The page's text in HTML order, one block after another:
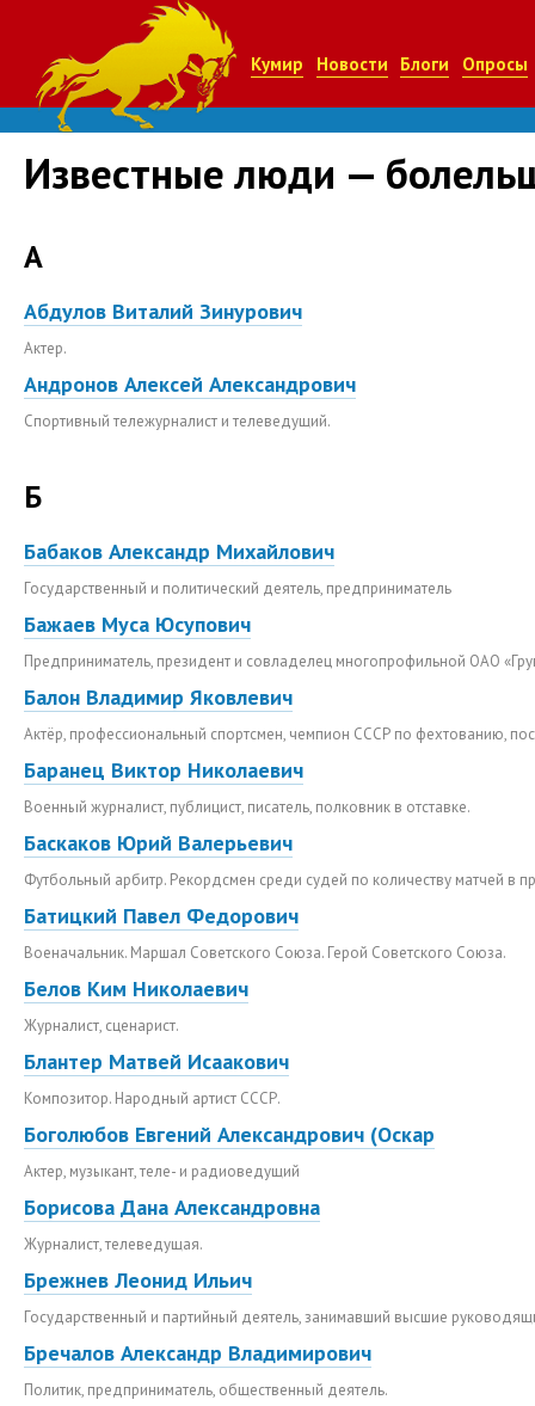
Кумир Новости Блоги Опросы
Известные люди —
А
Абдулов Виталий Зинурович
Актер.
Андронов Алексей Александрович
Cпортивный тележурналист и телеведущий.
Б
Бабаков Александр Михайлович
Государственный и политический деятель, предприниматель
Бажаев Муса Юсупович
Предприниматель, президент и совладелец многопрофильной ОАО
Балон Владимир Яковлевич
Актёр, профессиональный спортсмен, чемпион СССР по фехтованию,
Баранец Виктор Николаевич
Военный журналист, публицист, писатель, полковник в отставке.
Баскаков Юрий Валерьевич
Футбольный арбитр. Рекордсмен среди судей по количеству матчей в
Батицкий Павел Федорович
Военачальник. Маршал Советского Союза. Герой Советского Союза.
Белов Ким Николаевич
Журналист, сценарист.
Блантер Матвей Исаакович
Композитор. Народный артист СССР.
Боголюбов Евгений Александрович (Оскар
Актер, музыкант, теле- и радиоведущий
Борисова Дана Александровна
Журналист, телеведущая.
Брежнев Леонид Ильич
Государственный и партийный деятель, занимавший высшие
Бречалов Александр Владимирович
Политик, предприниматель, общественный деятель.